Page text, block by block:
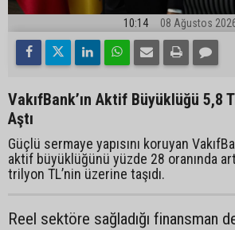
10:14 08 Ağustos
VakıfBank’ın Aktif Büyüklüğü 5,8
Aştı
Güçlü sermaye yapısını koruyan
aktif büyüklüğünü yüzde 28 oranında
trilyon TL’nin üzerine taşıdı.
Reel sektöre sağladığı finansman